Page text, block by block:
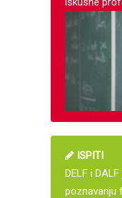
ISPITI
DELF i
poznavanju